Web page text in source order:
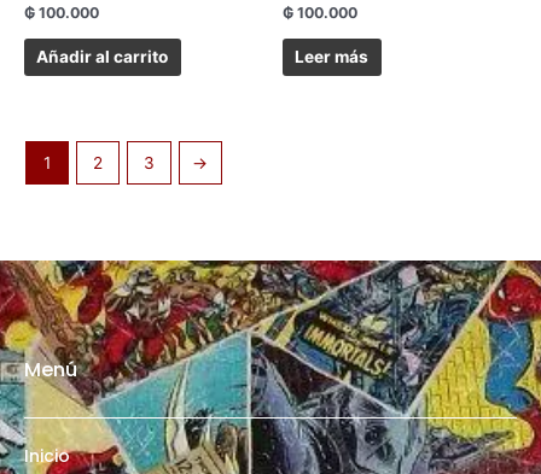
₲ 100.000
Añadir al carrito
₲ 100.000
Leer más
1 2 3 →
Menú
Inicio